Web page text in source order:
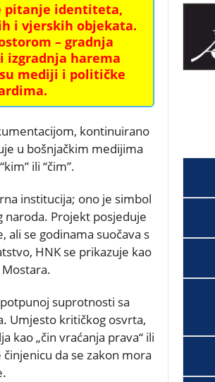
pitanje identiteta,
i vjerskih objekata.
– gradnja
izgradnja harema
mediji i političke
kontinuirano
u bošnjačkim medijima
ili “čim”.
institucija; ono je simbol
naroda. Projekt posjeduje
se godinama suočava s
HNK se prikazuje kao
suprotnosti sa
Umjesto kritičkog osvrta,
kao „čin vraćanja prava“ ili
da se zakon mora